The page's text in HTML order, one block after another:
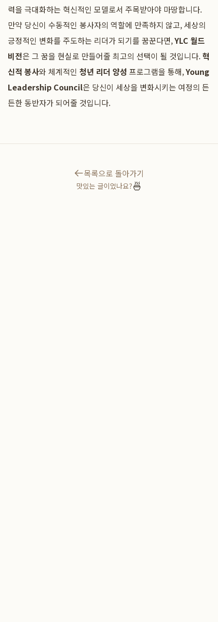
력을 극대화하는 혁신적인 모델로서 주목받아야 마땅합니다.
만약 당신이 수동적인 봉사자의 역할에 만족하지 않고, 세상의
긍정적인 변화를 주도하는 리더가 되기를 꿈꾼다면,YLC 월드
비전은 그 꿈을 현실로 만들어줄 최고의 선택이 될 것입니다.혁
신적 봉사와 체계적인 청년 리더 양성 프로그램을 통해,Young
Leadership Council은 당신이 세상을 변화시키는 여정의 든
든한 동반자가 되어줄 것입니다.
목록으로 돌아가기
맛있는 글이었나요?🍜